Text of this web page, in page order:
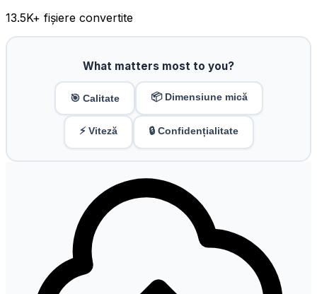
13.5K+ fișiere convertite
What matters most to you?
🎯 Calitate 📦 Dimensiune mică
⚡ Viteză 🔒 Confidențialitate